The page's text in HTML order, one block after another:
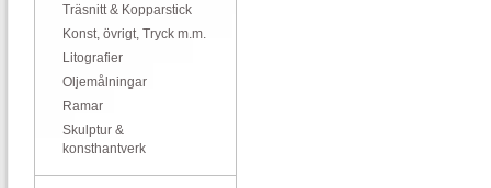
Träsnitt & Kopparstick
Konst, övrigt, Tryck m.m.
Litografier
Oljemålningar
Ramar
Skulptur &
konsthantverk